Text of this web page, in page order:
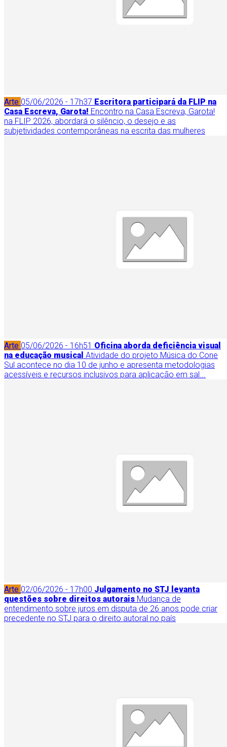
Arte 05/06/2026 - 17h37 Escritora participará da FLIP na
Casa Escreva, Garota! Encontro na Casa Escreva, Garota!
na FLIP 2026, abordará o silêncio, o desejo e as
subjetividades contemporâneas na escrita das mulheres
Arte 05/06/2026 - 16h51 Oficina aborda deficiência visual
na educação musical Atividade do projeto Música do Cone
Sul acontece no dia 10 de junho e apresenta metodologias
acessíveis e recursos inclusivos para aplicação em sal...
Arte 02/06/2026 - 17h00 Julgamento no STJ levanta
questões sobre direitos autorais Mudança de
entendimento sobre juros em disputa de 26 anos pode criar
precedente no STJ para o direito autoral no país